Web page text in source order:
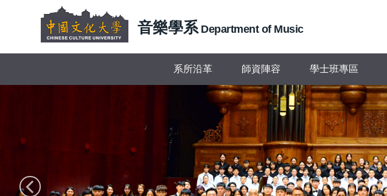
要
音樂學系 Department of Music
系所沿革 師資陣容 學士班專區